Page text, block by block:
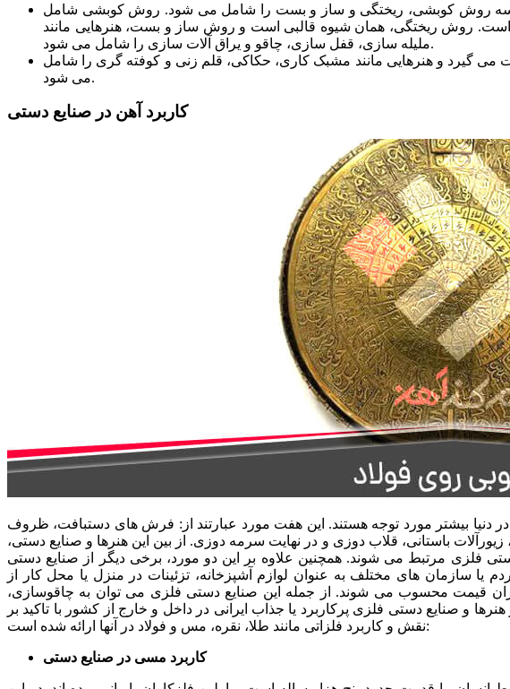
روش کوبشی، ریختگی و ساز و بست را شامل می شود. روش کوبشی شامل
روش ریختگی، همان شیوه قالبی است و روش ساز و بست، هنرهایی مانند
ملیله سازی، قفل سازی، چاقو و یراق آلات سازی را شامل می شود.
گیرد و هنرهایی مانند مشبک کاری، حکاکی، قلم زنی و کوفته گری را شامل
می شود.
کاربرد آهن در صنایع دستی
دنیا بیشتر مورد توجه هستند. این هفت مورد عبارتند از: فرش های دستبافت، ظروف
باستانی، قلاب دوزی و در نهایت سرمه دوزی. از بین این هنرها و صنایع دستی،
فلزی مرتبط می شوند. همچنین علاوه بر این دو مورد، برخی دیگر از صنایع دستی
یا سازمان های مختلف به عنوان لوازم آشپزخانه، تزئینات در منزل یا محل کار از
گران قیمت محسوب می شوند. از جمله این صنایع دستی فلزی می توان به چاقوسازی،
و صنایع دستی فلزی پرکاربرد یا جذاب ایرانی در داخل و خارج از کشور با تاکید بر
نقش و کاربرد فلزاتی مانند طلا، نقره، مس و فولاد در آنها ارائه شده است:
کاربرد مسی در صنایع دستی